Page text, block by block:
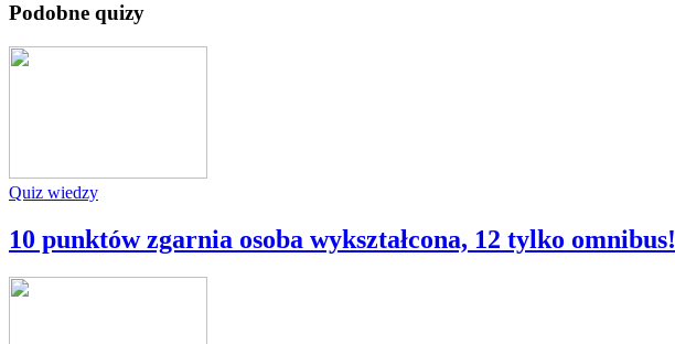
Podobne quizy
Quiz wiedzy
10 punktów zgarnia osoba wykształcona, 12 tylko omnibus!